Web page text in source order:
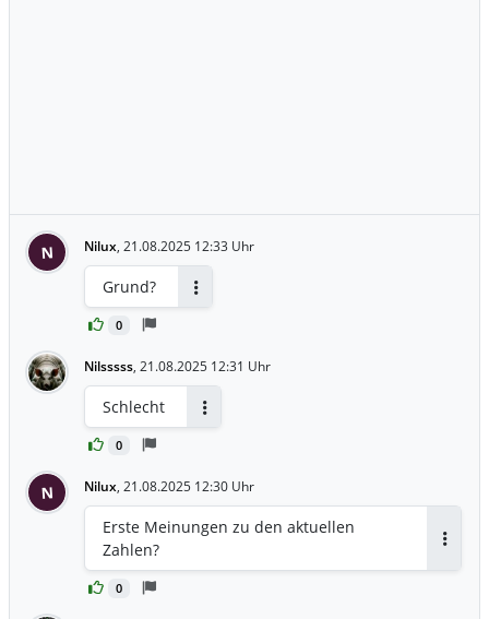
N Nilux, 21.08.2025 12:33 Uhr
0
Grund?
Nilsssss, 21.08.2025 12:31 Uhr
0
Schlecht
N Nilux, 21.08.2025 12:30 Uhr
0
Erste Meinungen zu den aktuellen
Zahlen?